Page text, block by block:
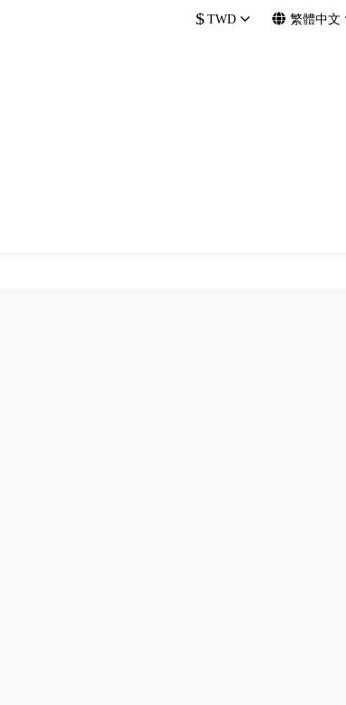
$ TWD 繁體中文